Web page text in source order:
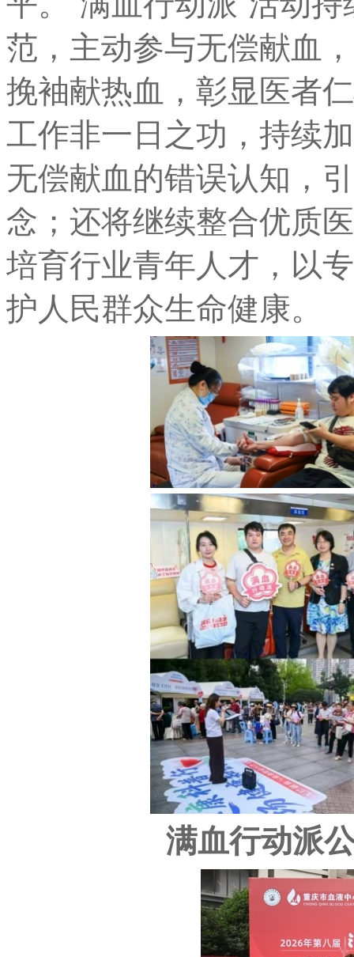
范，主动参与无偿献血
挽袖献热血，彰显医者
工作非一日之功，持续
无偿献血的错误认知，
念；还将继续整合优质
培育行业青年人才，以
护人民群众生命健康。
满血行动派